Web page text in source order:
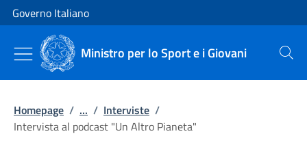
Vai al contenuto
Vai alla navigazione del sito
Governo Italiano
Ministro per lo Sport e i Giovani Cerca
Homepage / ... / Interviste /
Intervista al podcast "Un Altro Pianeta"